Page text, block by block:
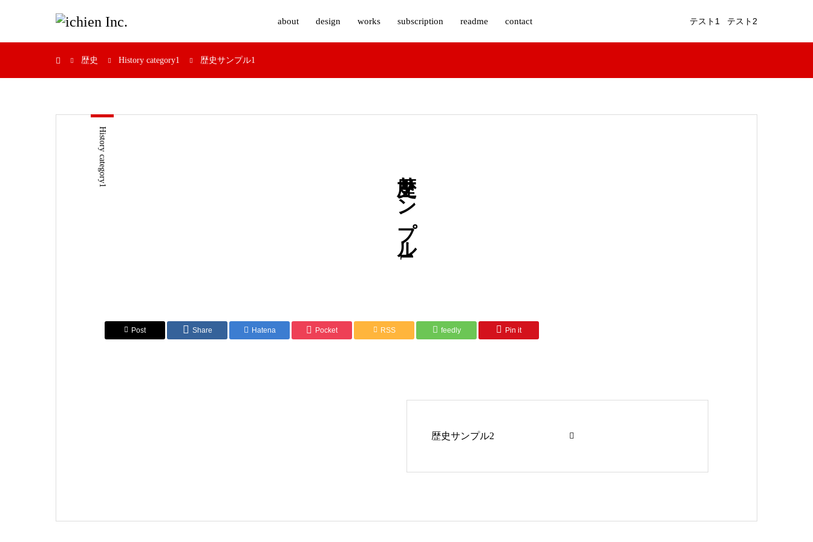
about design works subscription readme contact テスト1 テスト2
歴史 History category1 歴史サンプル1
History category1
歴史サンプル1
Post Share Hatena Pocket RSS feedly Pin it
歴史サンプル2